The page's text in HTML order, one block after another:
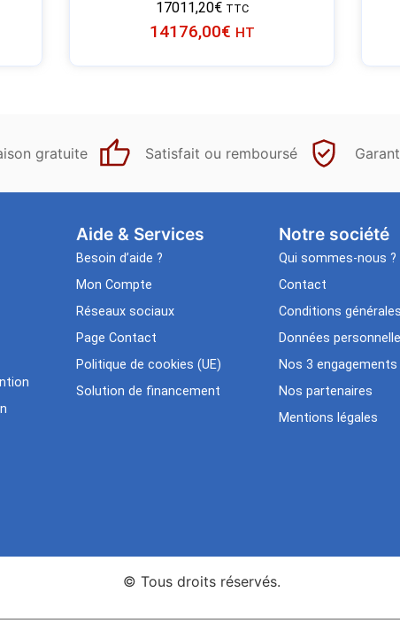
17011,20€ TTC
14176,00€ HT
gratuite Satisfait ou remboursé
Aide & Services​
Besoin d’aide ?
Mon Compte
Réseaux sociaux
Page Contact
Politique de cookies (UE)
Solution de financement
Notre société
Qui sommes-nous ?
Contact
Conditions
Données
Nos 3 engagements
Nos partenaires
Mentions légales
© Tous droits réservés.